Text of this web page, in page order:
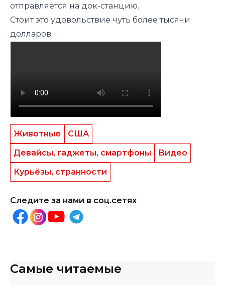
отправляется на док-станцию.
Стоит это удовольствие чуть более тысячи
долларов.
Животные
США
Девайсы, гаджеты, смартфоны
Видео
Курьёзы, странности
Следите за нами в соц.сетях
Самые читаемые